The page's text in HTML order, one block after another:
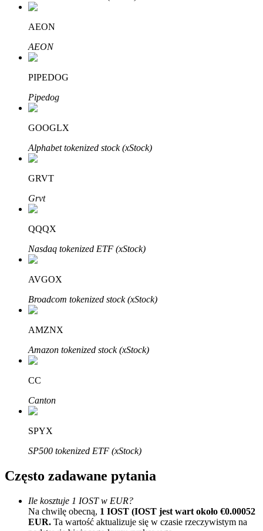
Zdobądź długoterminowy zysk i elastyczne zainteresowania
Naucz się stakingu
Dowiedz się, jak uzyskać dochód pasywny
Bitrue
Bitruści Partnerzy
Aż do 65% prowizji!
AEON
AEON
PIPEDOG
Pipedog
GOOGLX
Alphabet tokenized stock (xStock)
GRVT
Grvt
QQQX
Nasdaq tokenized ETF (xStock)
AVGOX
Broadcom tokenized stock (xStock)
AMZNX
Amazon tokenized stock (xStock)
CC
Canton
SPYX
SP500 tokenized ETF (xStock)
Często zadawane pytania
Ile kosztuje 1 IOST w EUR?
Na chwilę obecną, 1 IOST (IOST jest wart około €0.00052
EUR. Ta wartość aktualizuje się w czasie rzeczywistym na